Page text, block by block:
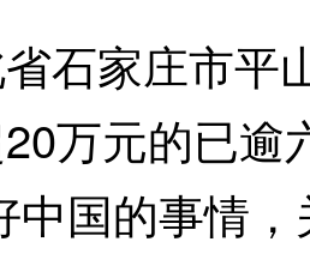
家庄市平
万元的已逾
中国的事情